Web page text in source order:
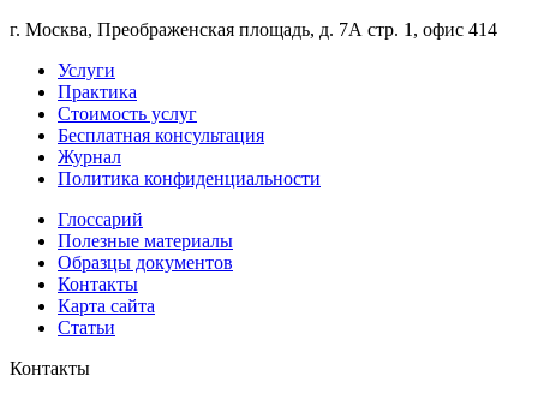
г. Москва, Преображенская площадь, д. 7А стр. 1, офис 414
Услуги
Практика
Стоимость услуг
Бесплатная консультация
Журнал
Политика конфиденциальности
Глоссарий
Полезные материалы
Образцы документов
Контакты
Карта сайта
Статьи
Контакты